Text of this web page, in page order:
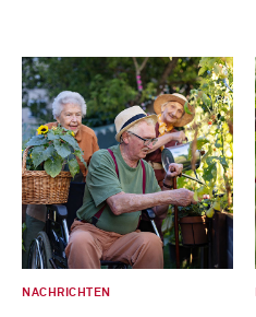
NACHRICHTEN